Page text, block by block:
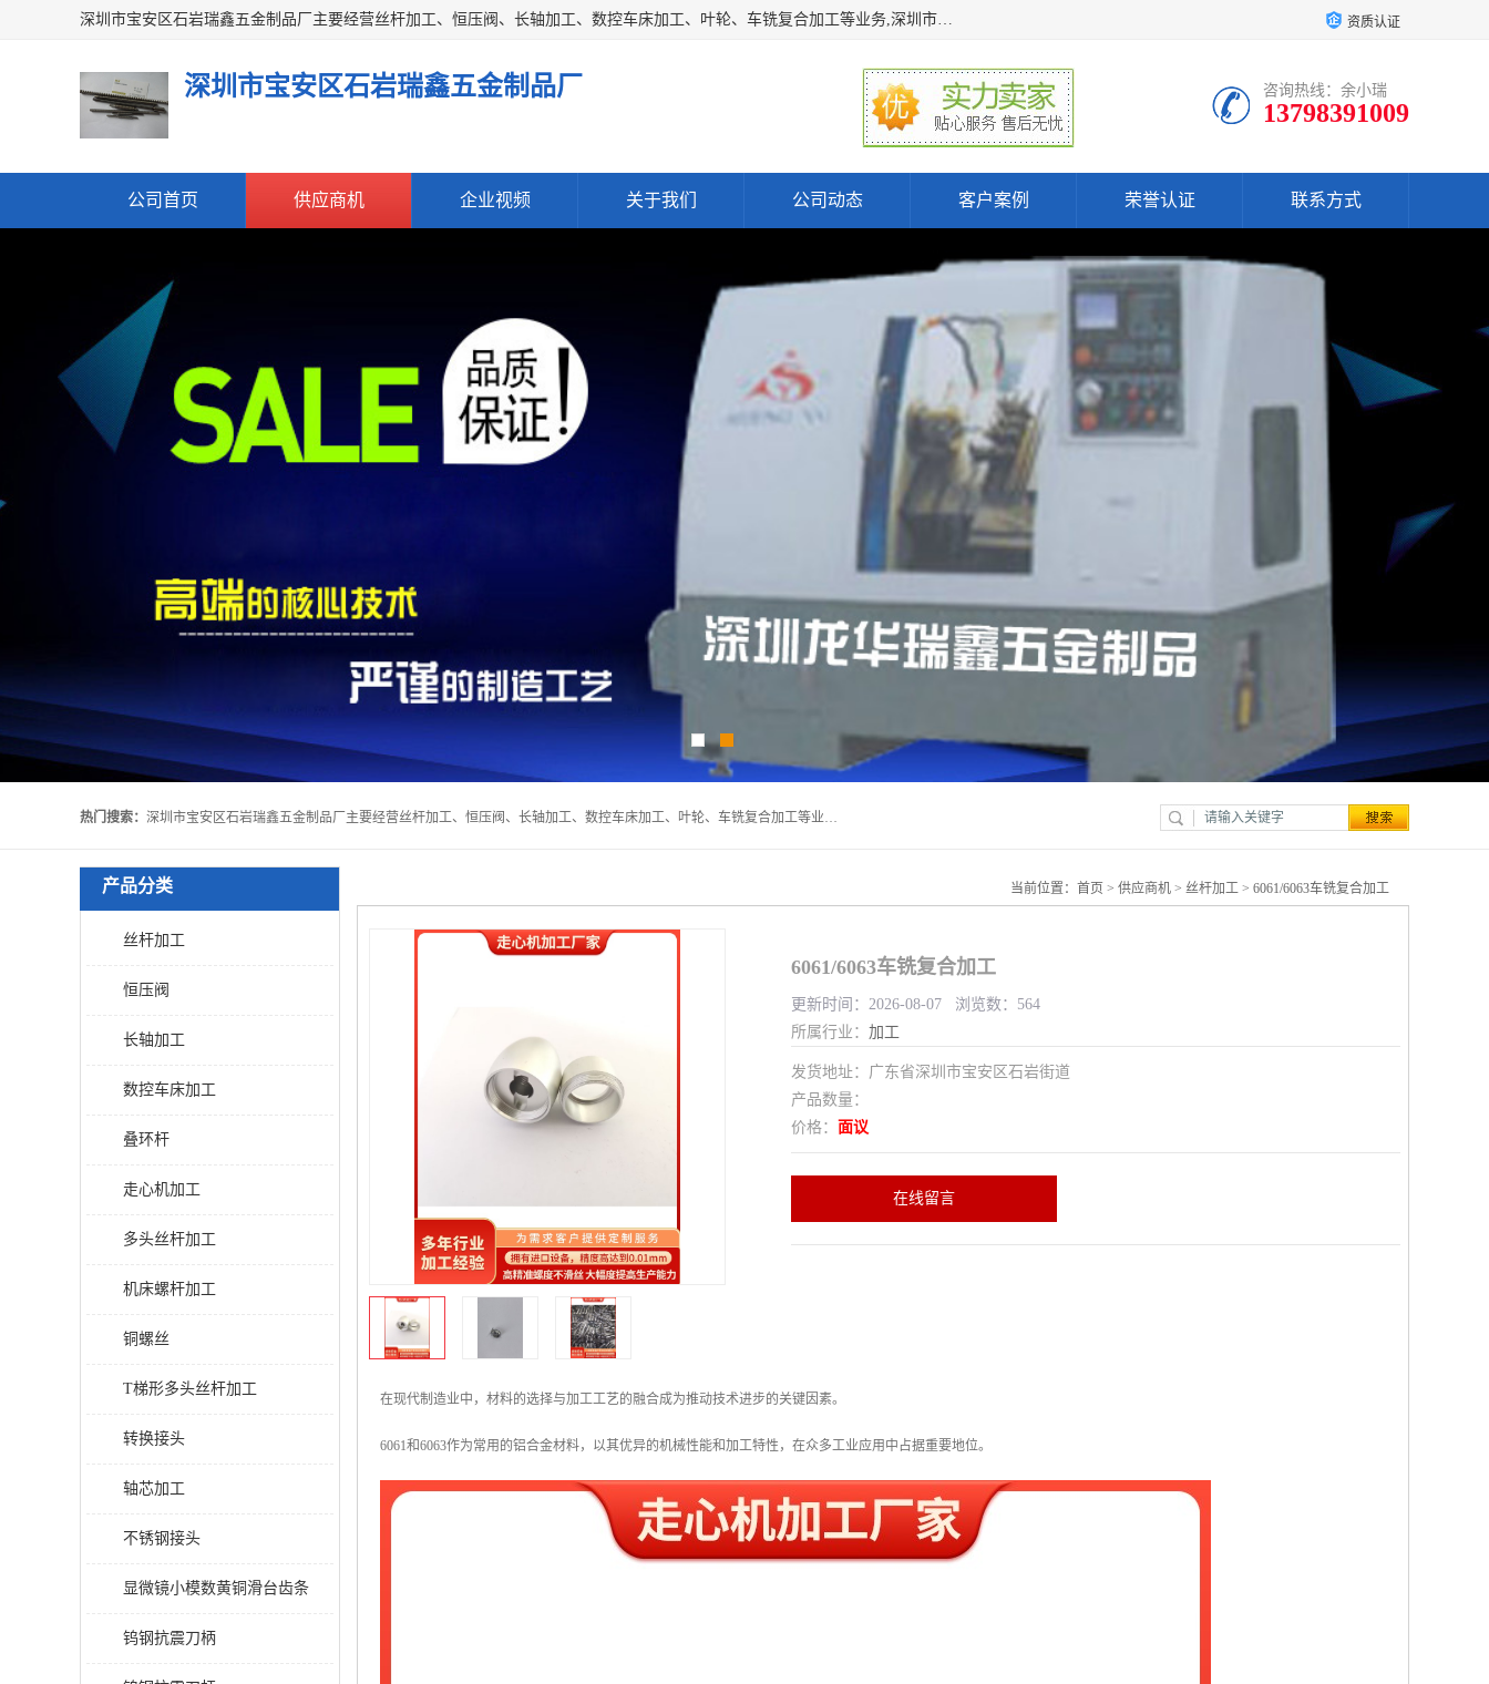
深圳市宝安区石岩瑞鑫五金制品厂主要经营丝杆加工、恒压阀、长轴加工、数控车床加工、叶轮、车铣复合加工等业务,深圳市宝安区石岩瑞鑫五金制品厂产品广泛应用于按摩椅、各类阀门、电机等石化类、机械类产品. 资质认证
深圳市宝安区石岩瑞鑫五金制品厂 咨询热线：余小瑞
13798391009
公司首页 供应商机 企业视频 关于我们 公司动态 客户案例 荣誉认证 联系方式
热门搜索： 深圳市宝安区石岩瑞鑫五金制品厂主要经营丝杆加工、恒压阀、长轴加工、数控车床加工、叶轮、车铣复合加工等业务,深圳市宝安区石岩瑞鑫五金制品厂产品广泛应用于按摩椅、各类阀门、电机等石化类、机械类产品.
产品分类
丝杆加工
恒压阀
长轴加工
数控车床加工
叠环杆
走心机加工
多头丝杆加工
机床螺杆加工
铜螺丝
T梯形多头丝杆加工
转换接头
轴芯加工
不锈钢接头
显微镜小模数黄铜滑台齿条
钨钢抗震刀柄
当前位置： 首页 > 供应商机 > 丝杆加工 > 6061/6063车铣复合加工
6061/6063车铣复合加工
更新时间：2026-08-07 浏览数：564
所属行业： 加工
发货地址：广东省深圳市宝安区石岩街道
产品数量：
价格： 面议
在线留言
在现代制造业中，材料的选择与加工工艺的融合成为推动技术进步的关键因素。
6061和6063作为常用的铝合金材料，以其优异的机械性能和加工特性，在众多工业应用中占据重要地位。